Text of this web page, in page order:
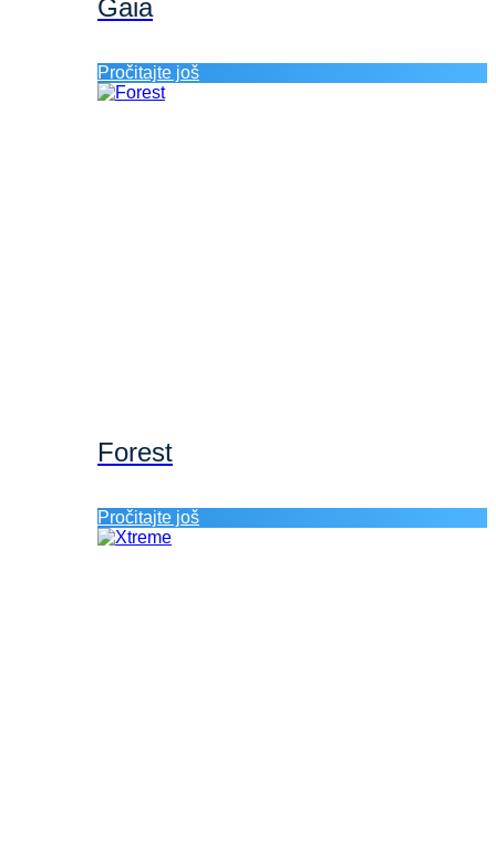
Gaia
Pročitajte još
Forest
Pročitajte još